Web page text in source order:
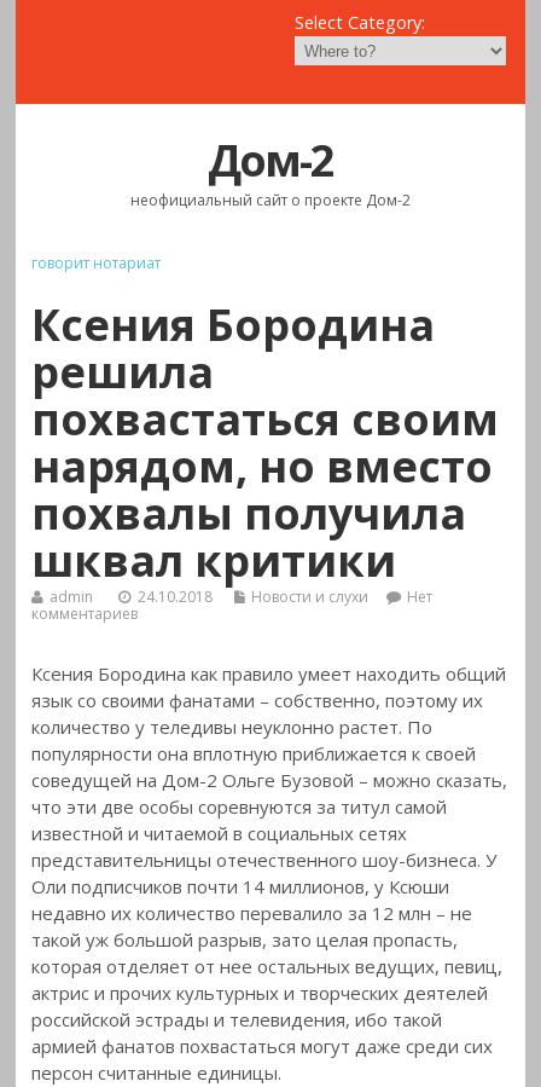
Select Category:
Дом-2
неофициальный сайт о проекте Дом-2
говорит нотариат
Ксения Бородина
решила
похвастаться своим
нарядом, но вместо
похвалы получила
шквал критики
admin 24.10.2018 Новости и слухи
Нет
комментариев
Ксения Бородина как правило умеет находить общий
язык со своими фанатами – собственно, поэтому их
количество у теледивы неуклонно растет. По
популярности она вплотную приближается к своей
соведущей на Дом-2 Ольге Бузовой – можно сказать,
что эти две особы соревнуются за титул самой
известной и читаемой в социальных сетях
представительницы отечественного шоу-бизнеса. У
Оли подписчиков почти 14 миллионов, у Ксюши
недавно их количество перевалило за 12 млн – не
такой уж большой разрыв, зато целая пропасть,
которая отделяет от нее остальных ведущих, певиц,
актрис и прочих культурных и творческих деятелей
российской эстрады и телевидения, ибо такой
армией фанатов похвастаться могут даже среди сих
персон считанные единицы.